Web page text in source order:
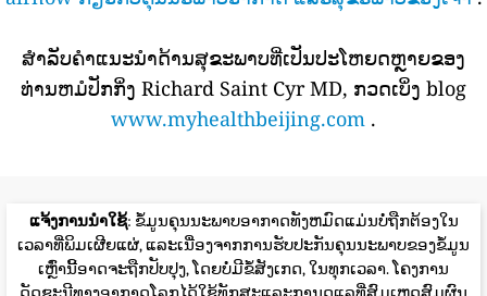
ສໍາລັບຄໍາແນະນໍາດ້ານສຸຂະພາບທີ່ເປັນປະໂຫຍດຫຼາຍຂອງ
ທ່ານຫມໍປັກກິ່ງ Richard Saint Cyr MD, ກວດເບິ່ງ blog
www.myhealthbeijing.com .
ແຈ້ງການນໍາໃຊ້: ຂໍ້ມູນຄຸນນະພາບອາກາດທັງຫມົດແມ່ນບໍ່ຖືກຕ້ອງໃນ
ເວລາທີ່ພິມເຜີຍແຜ່, ແລະເນື່ອງຈາກການຮັບປະກັນຄຸນນະພາບຂອງຂໍ້ມູນ
ເຫຼົ່ານີ້ອາດຈະຖືກປັບປຸງ, ໂດຍບໍ່ມີຂໍ້ສັງເກດ, ໃນທຸກເວລາ. ໂຄງການ